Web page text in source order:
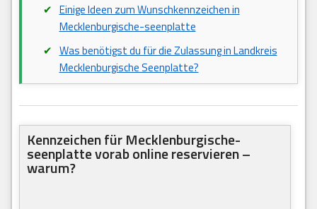
Einige Ideen zum Wunschkennzeichen in
Mecklenburgische-seenplatte
Was benötigst du für die Zulassung in Landkreis
Mecklenburgische Seenplatte?
Kennzeichen für Mecklenburgische-
seenplatte vorab online reservieren –
warum?